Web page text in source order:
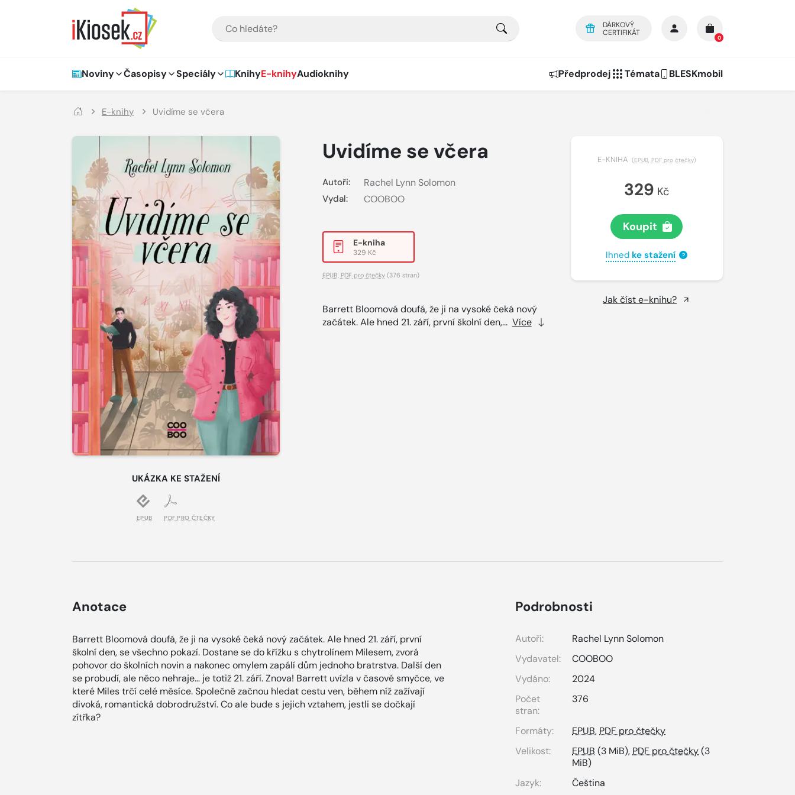
DÁRKOVÝ
CERTIFIKÁT
0
Hlavní navigace
Noviny Časopisy Speciály KnihyE-knihyAudioknihy Předprodej Témata BLESKmobil
E-knihy Uvidíme se včera
UKÁZKA KE STAŽENÍ
EPUB PDF PRO ČTEČKY
Uvidíme se včera
Autoři: Rachel Lynn Solomon
Vydal: COOBOO
E-kniha
329 Kč
EPUB PDF pro čtečky(376 stran)
Barrett Bloomová doufá, že ji na vysoké čeká nový
začátek. Ale hned 21. září, první školní den,... Více
E-KNIHA (EPUB, PDF pro čtečky)
329 Kč
Koupit
Ihned ke stažení ?
Jak číst e-knihu?
Anotace
Barrett Bloomová doufá, že ji na vysoké čeká nový začátek. Ale hned 21. září, první
školní den, se všechno pokazí. Dostane se do křížku s chytrolínem Milesem, zvorá
pohovor do školních novin a nakonec omylem zapálí dům jednoho bratrstva. Další den
se probudí, ale něco nehraje… je totiž 21. září. Znova! Barrett uvízla v časové smyčce, ve
které Miles trčí celé měsíce. Společně začnou hledat cestu ven, během níž zažívají
divoká, romantická dobrodružství. Co ale bude s jejich vztahem, jestli se dočkají
zítřka?
Podrobnosti
Autoři:
Rachel Lynn Solomon
Vydavatel:
COOBOO
Vydáno:
2024
Počet
stran:
376
Formáty: EPUB, PDF pro čtečky
Velikost:
EPUB (3 MiB), PDF pro čtečky(3
MiB)
Jazyk:
Čeština